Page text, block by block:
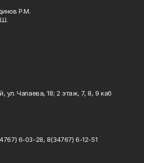
Р.М.
ул. Чапаева, 18; 2 этаж, 7, 8, 9 каб
6-03-28, 8(34767) 6-12-51